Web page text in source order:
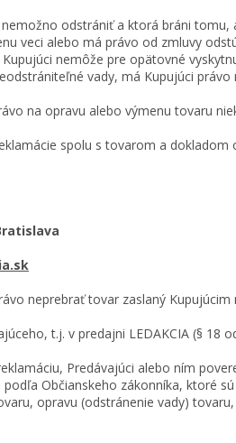
odstrániť a ktorá bráni
veci alebo má právo od zmluvy
nemôže pre opätovné
vady, má Kupujúci
na opravu alebo výmenu tovaru
spolu s tovarom a dokladom
neprebrať tovar zaslaný Kupujúcim
t.j. v predajni LEDAKCIA (§ 18
Predávajúci alebo ním
Občianskeho zákonníka, ktoré
opravu (odstránenie vady)